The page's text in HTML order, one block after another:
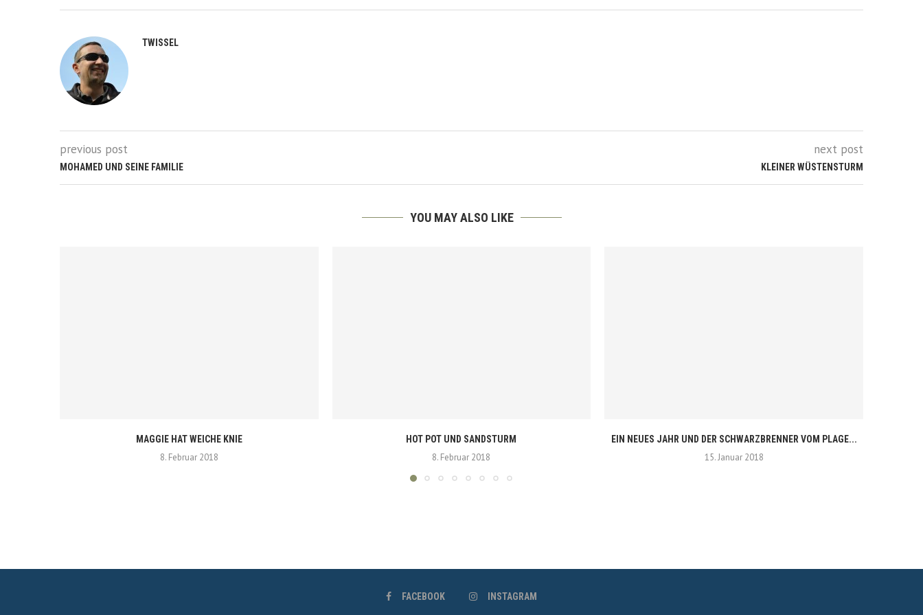
TWISSEL
previous post
MOHAMED UND SEINE FAMILIE
next post
KLEINER WÜSTENSTURM
YOU MAY ALSO LIKE
MAGGIE HAT WEICHE KNIE
8. Februar 2018
HOT POT UND SANDSTURM
8. Februar 2018
EIN NEUES JAHR UND DER SCHWARZBRENNER VOM PLAGE...
15. Januar 2018
FACEBOOK INSTAGRAM